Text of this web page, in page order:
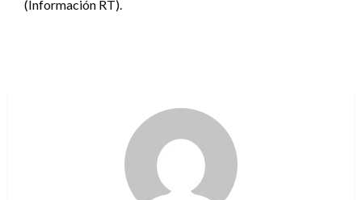
(Información RT).